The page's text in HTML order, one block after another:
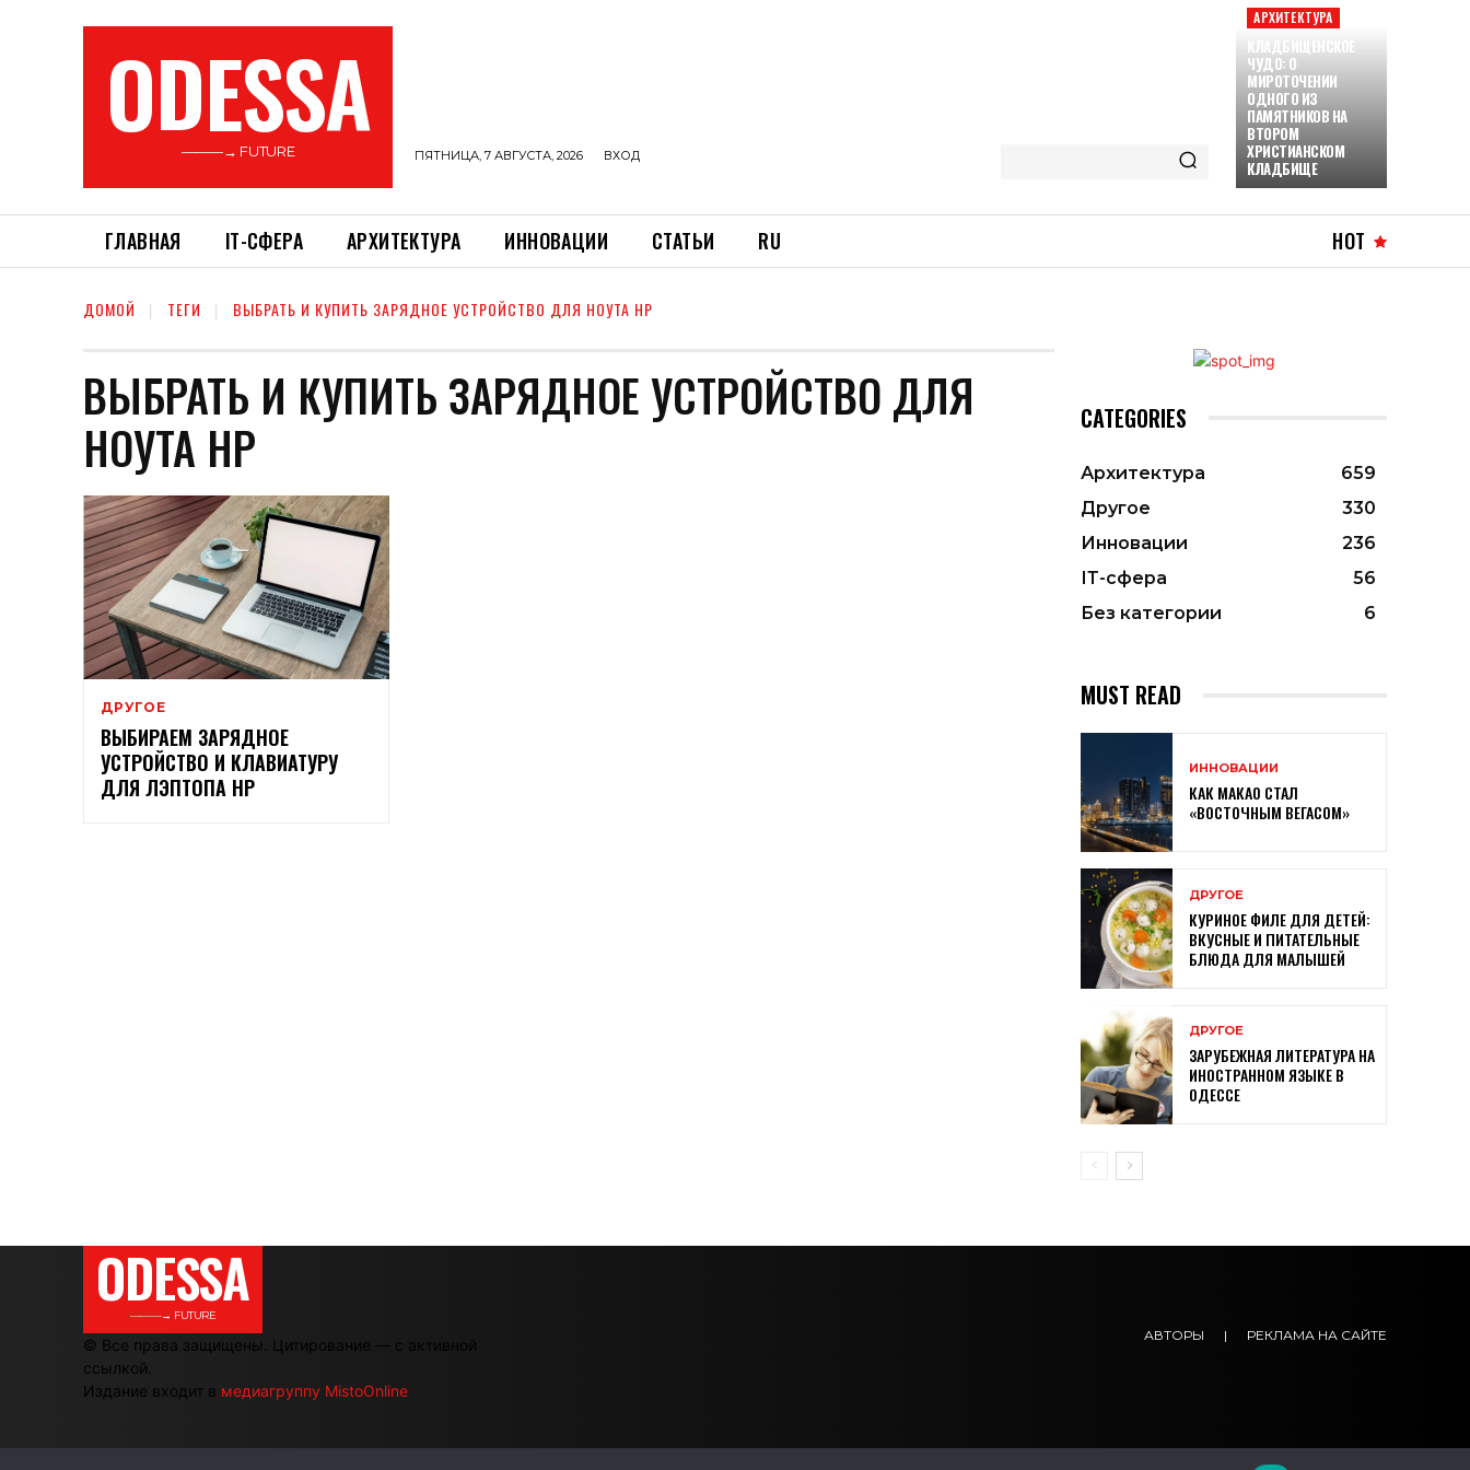
ODESSA
———→ FUTURE ПЯТНИЦА, 7 АВГУСТА, 2026 ВХОД
АРХИТЕКТУРА
КЛАДБИЩЕНСКОЕ
ЧУДО: О
МИРОТОЧЕНИИ
ОДНОГО ИЗ
ПАМЯТНИКОВ НА
ВТОРОМ
ХРИСТИАНСКОМ
КЛАДБИЩЕ
ГЛАВНАЯ ІТ-СФЕРА АРХИТЕКТУРА ИННОВАЦИИ СТАТЬИ RU HOT
ДОМОЙ ТЕГИ ВЫБРАТЬ И КУПИТЬ ЗАРЯДНОЕ УСТРОЙСТВО ДЛЯ НОУТА НР
ВЫБРАТЬ И КУПИТЬ ЗАРЯДНОЕ УСТРОЙСТВО ДЛЯ
НОУТА НР
ДРУГОЕ
ВЫБИРАЕМ ЗАРЯДНОЕ
УСТРОЙСТВО И КЛАВИАТУРУ
ДЛЯ ЛЭПТОПА НР
CATEGORIES
Архитектура
659
Другое
330
Инновации
236
ІТ-сфера
56
Без категории
6
MUST READ
ИННОВАЦИИ
КАК МАКАО СТАЛ
«ВОСТОЧНЫМ ВЕГАСОМ»
ДРУГОЕ
КУРИНОЕ ФИЛЕ ДЛЯ ДЕТЕЙ:
ВКУСНЫЕ И ПИТАТЕЛЬНЫЕ
БЛЮДА ДЛЯ МАЛЫШЕЙ
ДРУГОЕ
ЗАРУБЕЖНАЯ ЛИТЕРАТУРА НА
ИНОСТРАННОМ ЯЗЫКЕ В
ОДЕССЕ
ODESSA
———→ FUTURE
© Все права защищены. Цитирование — с активной
ссылкой.
Издание входит в медиагруппу MistoOnline
АВТОРЫ | РЕКЛАМА НА САЙТЕ